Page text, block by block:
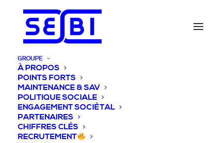
GROUPE
À PROPOS
POINTS FORTS
MAINTENANCE & SAV
POLITIQUE SOCIALE
ENGAGEMENT SOCIÉTAL
PARTENAIRES
CHIFFRES CLÉS
RECRUTEMENT